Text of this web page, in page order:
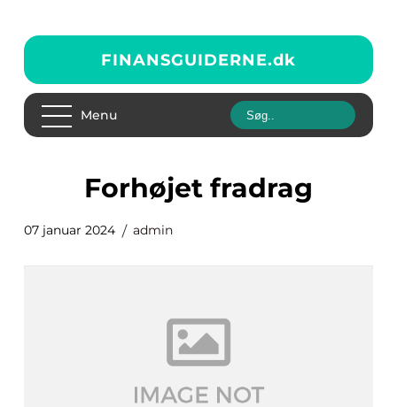
FINANSGUIDERNE.dk
Menu
forhøjet fradrag
07 januar 2024 admin